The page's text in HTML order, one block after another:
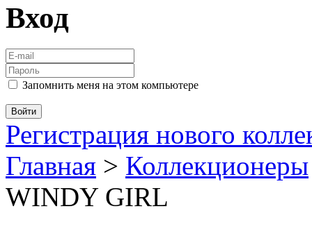
Вход
Запомнить меня на этом компьютере
Регистрация нового
Главная > Коллекционеры
WINDY GIRL